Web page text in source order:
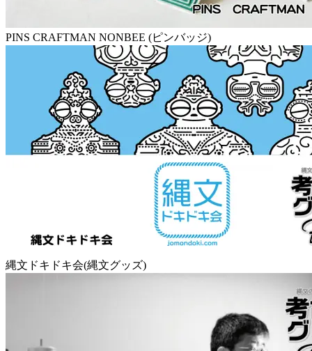
PINS CRAFTMAN NONBEE (ピンバッジ)
縄文ドキドキ会(縄文グッズ)